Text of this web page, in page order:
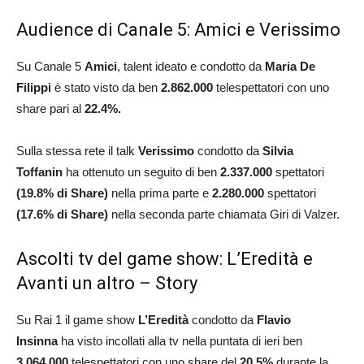
Audience di Canale 5: Amici e Verissimo
Su Canale 5 Amici, talent ideato e condotto da Maria De
Filippi è stato visto da ben 2.862.000 telespettatori con uno
share pari al 22.4%.
Sulla stessa rete il talk Verissimo condotto da Silvia
Toffanin ha ottenuto un seguito di ben 2.337.000 spettatori
(19.8% di Share) nella prima parte e 2.280.000 spettatori
(17.6% di Share) nella seconda parte chiamata Giri di Valzer.
Ascolti tv del game show: L’Eredità e
Avanti un altro – Story
Su Rai 1 il game show L’Ereditàcondotto da Flavio
Insinna ha visto incollati alla tv nella puntata di ieri ben